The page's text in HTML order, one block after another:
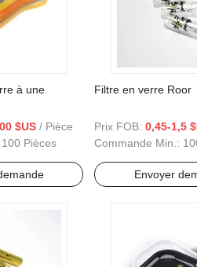
à une
$US / Pièce
100 Pièces
Filtre en verre Roor
Prix FOB: 0,45-1,5
Commande Min.:
Envoyer